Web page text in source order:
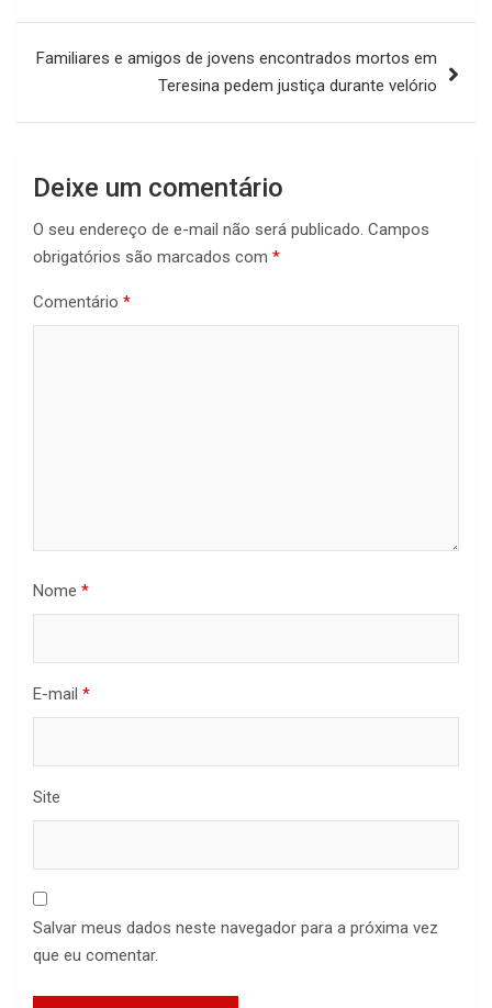
Familiares e amigos de jovens encontrados mortos em
Teresina pedem justiça durante velório
Deixe um comentário
O seu endereço de e-mail não será publicado. Campos
obrigatórios são marcados com *
Comentário *
Nome *
E-mail *
Site
Salvar meus dados neste navegador para a próxima vez
que eu comentar.